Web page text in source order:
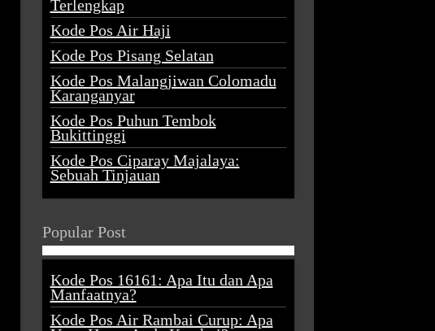
Terlengkap
Kode Pos Air Haji
Kode Pos Pisang Selatan
Kode Pos Malangjiwan Colomadu
Karanganyar
Kode Pos Puhun Tembok
Bukittinggi
Kode Pos Ciparay Majalaya:
Sebuah Tinjauan
Popular Post
Kode Pos 16161: Apa Itu dan Apa
Manfaatnya?
Kode Pos Air Rambai Curup: Apa